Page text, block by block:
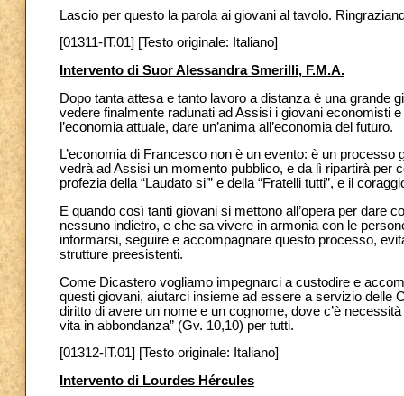
Lascio per questo la parola ai giovani al tavolo.
[01311-IT.01] [Testo originale: Italiano]
Intervento di Suor Alessandra Smerilli, F.M.A.
Dopo tanta attesa e tanto lavoro a distanza è una grande
vedere finalmente radunati ad Assisi i giovani economisti
l’economia attuale, dare un’anima all’economia del futuro.
L’economia di Francesco non è un evento: è un
vedrà ad Assisi un momento pubblico, e da lì ripartirà per
profezia della “Laudato si’” e della “Fratelli tutti”, e il
E quando così tanti giovani si mettono all’opera per dare
nessuno indietro, e che sa vivere in armonia con le
informarsi, seguire e accompagnare questo processo,
strutture preesistenti.
Come Dicastero vogliamo impegnarci a custodire e
questi giovani, aiutarci insieme ad essere a servizio delle
diritto di avere un nome e un cognome, dove c’è
vita in abbondanza” (Gv. 10,10) per tutti.
[01312-IT.01] [Testo originale: Italiano]
Intervento di Lourdes Hércules